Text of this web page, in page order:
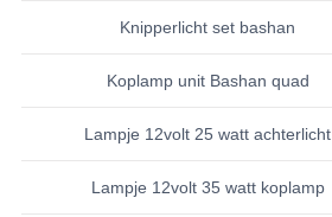
ELEKTRONICA
KABELS
KAPPEN EN FRAME
KETTING EN TANDWIELEN
Knipperlicht set bashan
Koplamp unit Bashan quad
Lampje 12volt 25 watt achterlicht
Lampje 12volt 35 watt koplamp